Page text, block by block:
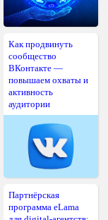
Как продвинуть
сообщество
ВКонтакте —
повышаем охваты и
активность
аудитории
Партнёрская
программа eLama